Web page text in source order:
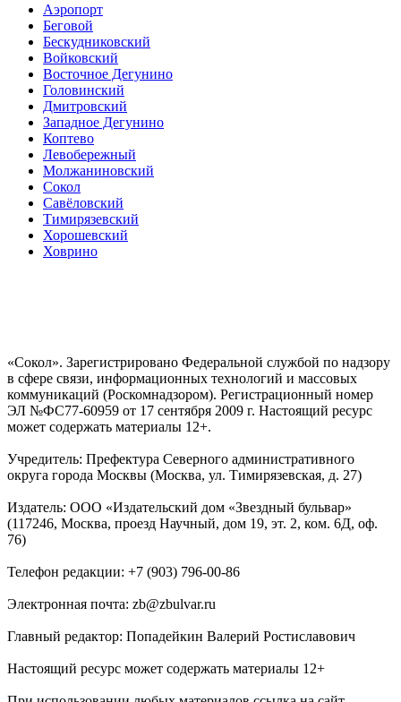
Аэропорт
Беговой
Бескудниковский
Войковский
Восточное Дегунино
Головинский
Дмитровский
Западное Дегунино
Коптево
Левобережный
Молжаниновский
Сокол
Савёловский
Тимирязевский
Хорошевский
Ховрино
«Сокол». Зарегистрировано Федеральной службой по надзору
в сфере связи, информационных технологий и массовых
коммуникаций (Роскомнадзором). Регистрационный номер
ЭЛ №ФС77-60959 от 17 сентября 2009 г. Настоящий ресурс
может содержать материалы 12+.
Учредитель: Префектура Северного административного
округа города Москвы (Москва, ул. Тимирязевская, д. 27)
Издатель: ООО «Издательский дом «Звездный бульвар»
(117246, Москва, проезд Научный, дом 19, эт. 2, ком. 6Д, оф.
76)
Телефон редакции: +7 (903) 796-00-86
Электронная почта: zb@zbulvar.ru
Главный редактор: Попадейкин Валерий Ростиславович
Настоящий ресурс может содержать материалы 12+